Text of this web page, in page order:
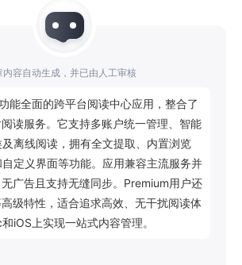
内容自动生成，并已由人工审核
能全面的跨平台阅读中心应用，整合了
读服务。它支持多账户统一管理、智能
离线阅读，拥有全文提取、内置浏览
定义界面等功能。应用兼容主流服务并
广告且支持无缝同步。Premium用户还
级特性，适合追求高效、无干扰阅读体
iOS上实现一站式内容管理。